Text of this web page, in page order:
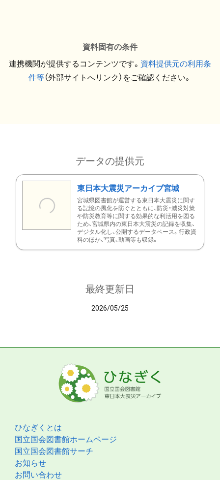
資料固有の条件
連携機関が提供するコンテンツです。 資料提供元の利用条
件等（外部サイトへリンク）をご確認ください。
データの提供元
東日本大震災アーカイブ宮城
宮城県図書館が運営する東日本大震災に関す
る記憶の風化を防ぐとともに、防災・減災対策
や防災教育等に関する効果的な利活用を図る
ため、宮城県内の東日本大震災の記録を収集、
デジタル化し、公開するデータベース。行政資
料のほか、写真、動画等も収録。
最終更新日
2026/05/25
ひなぎくとは
国立国会図書館ホームページ
国立国会図書館サーチ
お知らせ
お問い合わせ